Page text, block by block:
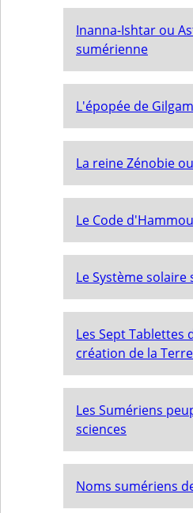
Inanna-Ishtar ou
sumérienne
L'épopée de
La reine Zénobie
Le Code
Le Système solaire
Les Sept Tablettes
création de la Terre
Les Sumériens
sciences
Noms sumériens